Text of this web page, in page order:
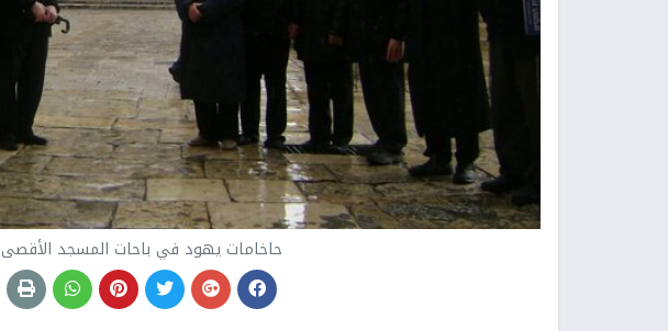
حاخامات يهود في باحات المسجد الأقصى